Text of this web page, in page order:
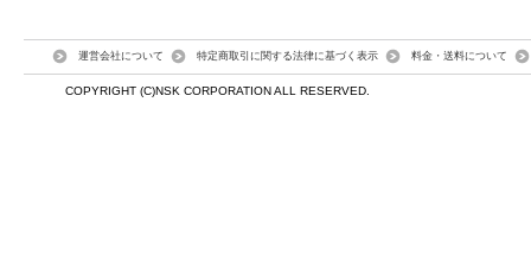
運営会社について 特定商取引に関する法律に基づく表示 料金・送料について
COPYRIGHT (C)NSK CORPORATION ALL RESERVED.